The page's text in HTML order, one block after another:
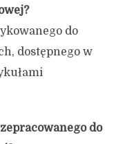
do
dostępnego w
do